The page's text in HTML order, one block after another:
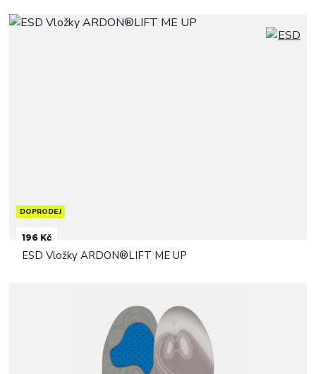
DOPRODEJ
196 Kč
ESD Vložky ARDON®LIFT ME UP